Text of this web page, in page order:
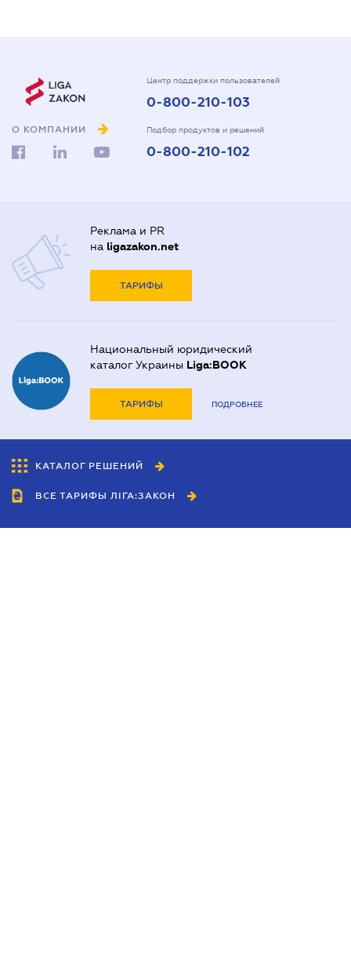
О КОМПАНИИ
Центр поддержки пользователей
0-800-210-103
Подбор продуктов и решений
0-800-210-102
Реклама и PR
на ligazakon.net
ТАРИФЫ
Национальный юридический
каталог Украины Liga:BOOK
ТАРИФЫ ПОДРОБНЕЕ
КАТАЛОГ РЕШЕНИЙ
ВСЕ ТАРИФЫ ЛІГА:ЗАКОН